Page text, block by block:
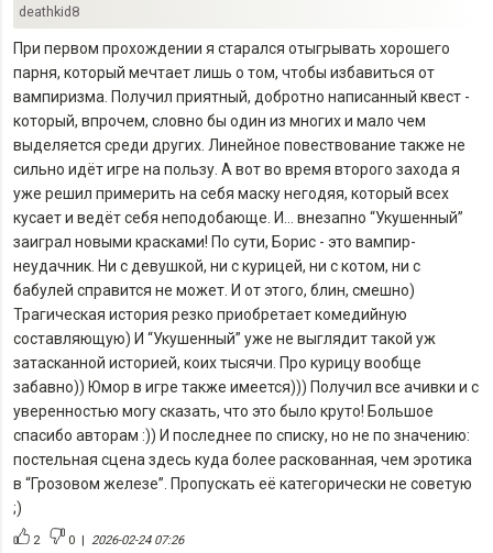
deathkid8
При первом прохождении я старался отыгрывать хорошего
парня, который мечтает лишь о том, чтобы избавиться от
вампиризма. Получил приятный, добротно написанный квест -
который, впрочем, словно бы один из многих и мало чем
выделяется среди других. Линейное повествование также не
сильно идёт игре на пользу. А вот во время второго захода я
уже решил примерить на себя маску негодяя, который всех
кусает и ведёт себя неподобающе. И… внезапно “Укушенный”
заиграл новыми красками! По сути, Борис - это вампир-
неудачник. Ни с девушкой, ни с курицей, ни с котом, ни с
бабулей справится не может. И от этого, блин, смешно)
Трагическая история резко приобретает комедийную
составляющую) И “Укушенный” уже не выглядит такой уж
затасканной историей, коих тысячи. Про курицу вообще
забавно)) Юмор в игре также имеется))) Получил все ачивки и с
уверенностью могу сказать, что это было круто! Большое
спасибо авторам :)) И последнее по списку, но не по значению:
постельная сцена здесь куда более раскованная, чем эротика
в “Грозовом железе”. Пропускать её категорически не советую
;)
2 0 |2026-02-24 07:26